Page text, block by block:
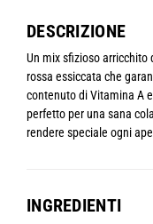
–
Girasole
Goji
Berry
quantità
DESCRIZIONE
Un mix sfizioso arricchito
rossa essiccata che
contenuto di Vitamina A
perfetto per una sana
rendere speciale ogni
INGREDIENTI